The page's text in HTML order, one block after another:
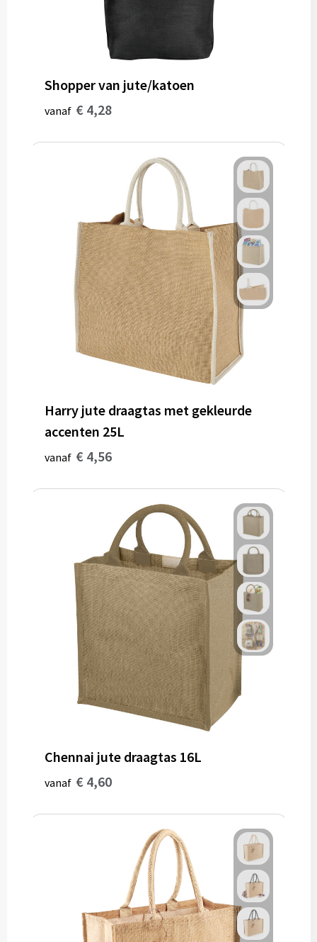
Shopper van jute/katoen
vanaf € 4,28
Harry jute draagtas met gekleurde
accenten 25L
vanaf € 4,56
Chennai jute draagtas 16L
vanaf € 4,60